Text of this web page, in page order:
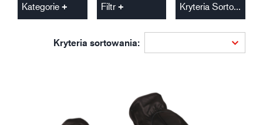
Kategorie Filtr Kryteria Sortowania
Kryteria sortowania: